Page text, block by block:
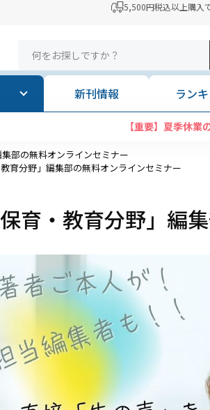
5,500円税込以上購入
新刊情報 ラン
【重要】夏季休業
部の無料オンラインセミナー
教育分野」編集部の無料オンラインセミナー
保育・教育分野」編